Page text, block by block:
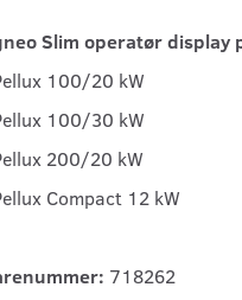
Slim operatør display
100/20 kW
100/30 kW
200/20 kW
Compact 12 kW
718262